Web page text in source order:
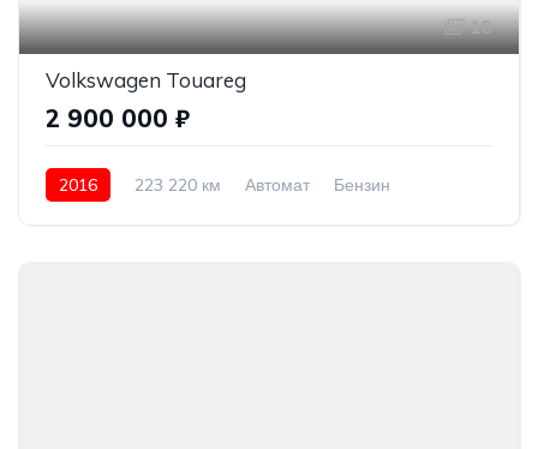
18
Volkswagen Touareg
2 900 000 ₽
2016 223 220 км Автомат
Бензин